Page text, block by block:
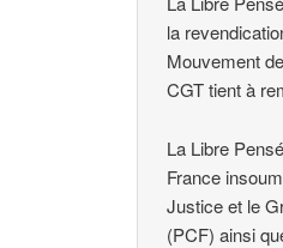
la
Mouvement
CGT tient à
La Libre
France
Justice et le
(PCF) ainsi